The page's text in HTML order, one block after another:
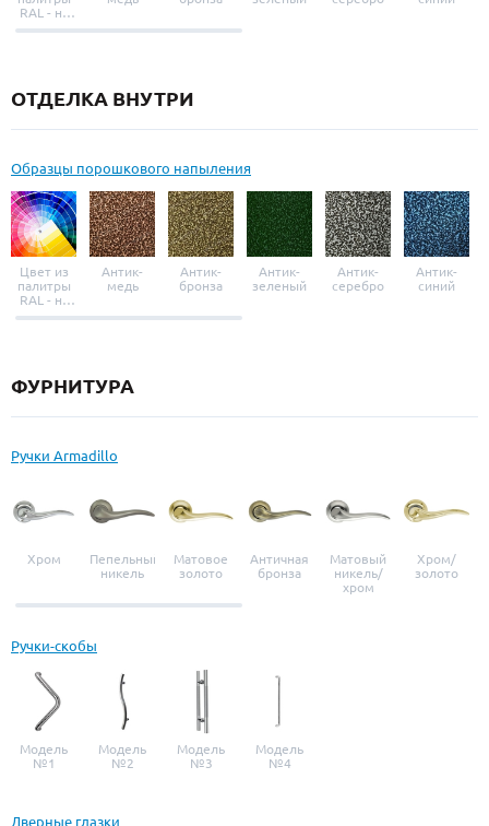
RAL - на
выбор
ОТДЕЛКА ВНУТРИ
Образцы порошкового напыления
Цвет из
палитры
RAL - на
выбор
Антик-
медь
Антик-
бронза
Антик-
зеленый
Антик-
серебро
Антик-
синий
ФУРНИТУРА
Ручки Armadillo
Хром
Пепельный
никель
Матовое
золото
Античная
бронза
Матовый
никель/
хром
Хром/
золото
Ручки-скобы
Модель
№1
Модель
№2
Модель
№3
Модель
№4
Дверные глазки